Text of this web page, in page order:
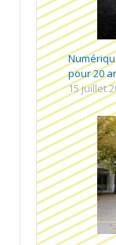
pour 20
15 juillet